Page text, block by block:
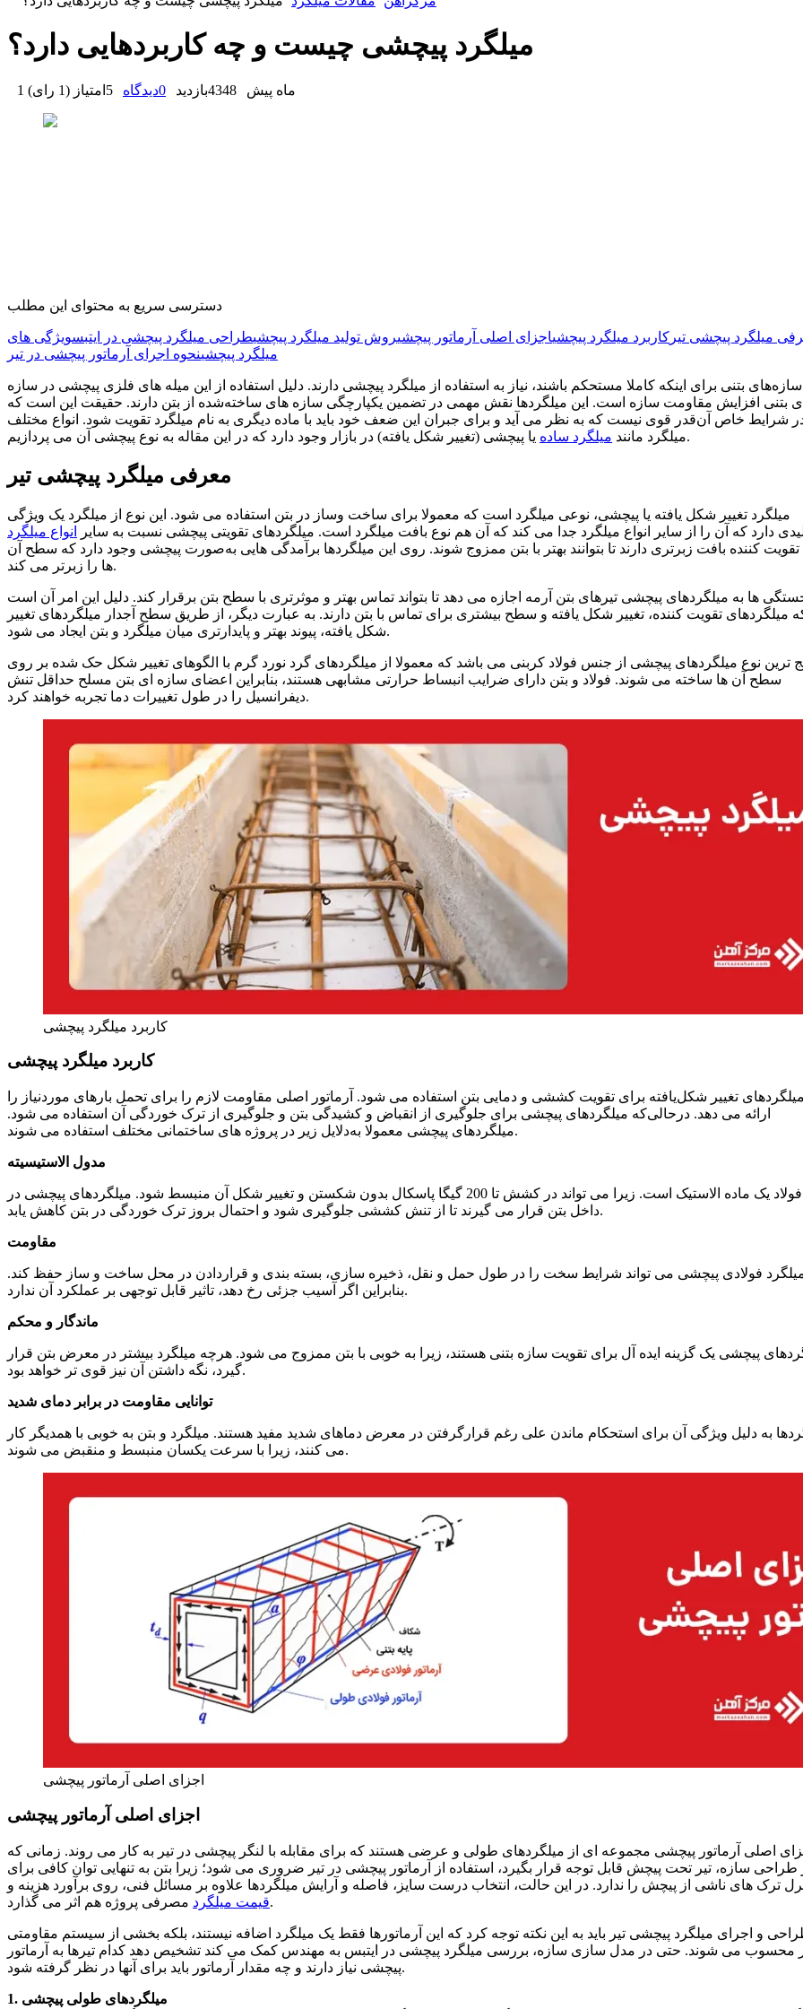
میلگرد پیچشی چیست و چه کاربردهایی دارد؟
1 ماه پیش 4348بازدید 0دیدگاه 5 امتیاز (1 رای )
دسترسی سریع به محتوای این مطلب
میلگرد پیچشی تیر کاربرد میلگرد پیچشیاجزای اصلی آرماتور پیچشیروش تولید میلگرد پیچشیطراحی میلگرد پیچشی در ایتبسویژگی های
میلگرد پیچشینحوه اجرای آرماتور پیچشی در تیر
سازه‌های بتنی برای اینکه کاملا مستحکم باشند، نیاز به استفاده از میلگرد پیچشی دارند. دلیل استفاده از این میله‌ های فلزی پیچشی در سازه‌
بتنی افزایش مقاومت سازه است. این میلگردها نقش مهمی در تضمین یکپارچگی سازه‌ های ساخته‌شده از بتن دارند. حقیقت این است که
شرایط خاص آن‌قدر قوی نیست که به‌ نظر می‌ آید و برای جبران این ضعف خود باید با ماده دیگری به نام میلگرد تقویت شود. انواع مختلف
میلگرد مانند میلگرد ساده یا پیچشی (تغییر شکل یافته) در بازار وجود دارد که در این مقاله به نوع پیچشی آن می‌ پردازیم.
معرفی میلگرد پیچشی تیر
میلگرد تغییر شکل‌ یافته یا پیچشی، نوعی میلگرد است که معمولا برای ساخت‌ و‌ساز در بتن استفاده می‌ شود. این نوع از میلگرد یک ویژگی
دارد که آن را از سایر انواع میلگرد جدا می‌ کند که آن هم نوع بافت میلگرد است. میلگردهای تقویتی پیچشی نسبت‌ به سایر
انواع میلگرد
کننده بافت زبرتری دارند تا بتوانند بهتر با بتن ممزوج شوند. روی این میلگردها برآمدگی‌ هایی به‌صورت پیچشی وجود دارد که سطح آن‌
ها را زبرتر می‌ کند.
ها به میلگردهای پیچشی تیرهای بتن آرمه اجازه می دهد تا بتواند تماس بهتر و موثرتری با سطح بتن برقرار کند. دلیل این امر آن است
میلگردهای تقویت کننده، تغییر شکل یافته و سطح بیشتری برای تماس با بتن دارند. به عبارت دیگر، از طریق سطح آجدار میلگردهای تغییر
شکل یافته، پیوند بهتر و پایدارتری میان میلگرد و بتن ایجاد می شود.
ترین نوع میلگردهای پیچشی از جنس فولاد کربنی می باشد که معمولا از میلگردهای گرد نورد گرم با الگوهای تغییر شکل حک شده بر روی
سطح آن ها ساخته می شوند. فولاد و بتن دارای ضرایب انبساط حرارتی مشابهی هستند، بنابراین اعضای سازه ای بتن مسلح حداقل تنش
دیفرانسیل را در طول تغییرات دما تجربه خواهند کرد.
کاربرد میلگرد پیچشی
کاربرد میلگرد پیچشی
تغییر شکل‌یافته برای تقویت کششی و دمایی بتن استفاده می‌ شود. آرماتور اصلی مقاومت لازم را برای تحمل بارهای موردنیاز را
ارائه می‌ دهد. درحالی‌که میلگردهای پیچشی برای جلوگیری از انقباض و کشیدگی بتن و جلوگیری از ترک‌ خوردگی آن استفاده می‌ شود.
میلگردهای پیچشی معمولا به‌دلایل زیر در پروژه‌ های ساختمانی مختلف استفاده می‌ شوند.
مدول الاستیسیته
فولاد یک ماده الاستیک است. زیرا می تواند در کشش تا 200 گیگا پاسکال بدون شکستن و تغییر شکل آن منبسط شود. میلگردهای پیچشی در
داخل بتن قرار می گیرند تا از تنش کششی جلوگیری شود و احتمال بروز ترک خوردگی در بتن کاهش یابد.
مقاومت
فولادی پیچشی می تواند شرایط سخت را در طول حمل و نقل، ذخیره سازی، بسته بندی و قراردادن در محل ساخت و ساز حفظ کند.
بنابراین اگر آسیب جزئی رخ دهد، تاثیر قابل توجهی بر عملکرد آن ندارد.
ماندگار و محکم
پیچشی یک گزینه ایده آل برای تقویت سازه بتنی هستند، زیرا به خوبی با بتن ممزوج می شود. هرچه میلگرد بیشتر در معرض بتن قرار
گیرد، نگه داشتن آن نیز قوی تر خواهد بود.
توانایی مقاومت در برابر دمای شدید
به دلیل ویژگی آن برای استحکام ماندن علی رغم قرارگرفتن در معرض دماهای شدید مفید هستند. میلگرد و بتن به خوبی با همدیگر کار
می کنند، زیرا با سرعت یکسان منبسط و منقبض می شوند.
اجزای اصلی آرماتور پیچشی
اجزای اصلی آرماتور پیچشی
اصلی آرماتور پیچشی مجموعه ای از میلگردهای طولی و عرضی هستند که برای مقابله با لنگر پیچشی در تیر به کار می روند. زمانی که
طراحی سازه، تیر تحت پیچش قابل توجه قرار بگیرد، استفاده از آرماتور پیچشی در تیر ضروری می شود؛ زیرا بتن به تنهایی توان کافی برای
ترک های ناشی از پیچش را ندارد. در این حالت، انتخاب درست سایز، فاصله و آرایش میلگردها علاوه بر مسائل فنی، روی برآورد هزینه و
قیمت میلگردمصرفی پروژه هم اثر می گذارد.
و اجرای میلگرد پیچشی تیر باید به این نکته توجه کرد که این آرماتورها فقط یک میلگرد اضافه نیستند، بلکه بخشی از سیستم مقاومتی
محسوب می شوند. حتی در مدل سازی سازه، بررسی میلگرد پیچشی در ایتبس به مهندس کمک می کند تشخیص دهد کدام تیرها به آرماتور
پیچشی نیاز دارند و چه مقدار آرماتور باید برای آنها در نظر گرفته شود.
1. میلگردهای طولی پیچشی